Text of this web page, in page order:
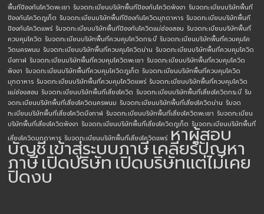
พื้นทีป้องกันโควิดพะเยา รับจดทะเบียนบริษัทพื้นทีป้องกันโควิดพังงา รับจดทะเบียนบริษัทพื้นที
ป้องกันโควิดภูเก็ต รับจดทะเบียนบริษัทพื้นทีป้องกันโควิดมุกดาหาร รับจดทะเบียนบริษัทพื้นที
ป้องกันโควิดแพร่ รับจดทะเบียนบริษัทพื้นทีป้องกันโควิดแม่ฮ่องสอน รับจดทะเบียนบริษัทพื้นที่
ควบคุมโควิด รับจดทะเบียนบริษัทพื้นที่ควบคุมโควิดกระบี่ รับจดทะเบียนบริษัทพื้นที่ควบคุมโค
วิดนครพนม รับจดทะเบียนบริษัทพื้นที่ควบคุมโควิดน่าน รับจดทะเบียนบริษัทพื้นที่ควบคุมโควิด
บึงกาฬ รับจดทะเบียนบริษัทพื้นที่ควบคุมโควิดพะเยา รับจดทะเบียนบริษัทพื้นที่ควบคุมโควิด
พังงา รับจดทะเบียนบริษัทพื้นที่ควบคุมโควิดภูเก็ต รับจดทะเบียนบริษัทพื้นที่ควบคุมโควิด
มุกดาหาร รับจดทะเบียนบริษัทพื้นที่ควบคุมโควิดแพร่ รับจดทะเบียนบริษัทพื้นที่ควบคุมโควิด
แม่ฮ่องสอน รับจดทะเบียนบริษัทพื้นที่เสี่ยงโควิด รับจดทะเบียนบริษัทพื้นที่เสี่ยงโควิดกระบี่ รับ
จดทะเบียนบริษัทพื้นที่เสี่ยงโควิดนครพนม รับจดทะเบียนบริษัทพื้นที่เสี่ยงโควิดน่าน รับจด
ทะเบียนบริษัทพื้นที่เสี่ยงโควิดบึงกาฬ รับจดทะเบียนบริษัทพื้นที่เสี่ยงโควิดพะเยา รับจดทะเบียน
บริษัทพื้นที่เสี่ยงโควิดพังงา รับจดทะเบียนบริษัทพื้นที่เสี่ยงโควิดภูเก็ต รับจดทะเบียนบริษัทพื้นที่
เสี่ยงโควิดมุกดาหาร รับจดทะเบียนบริษัทพื้นที่เสี่ยงโควิดแพร่ หาผู้สอบ
บัญชีเข้าสู่ระบบภาษีเคลียร์ปัญหา
ภาษีเปิดบริษัทเปิดบริษัทแต่ไม่เคย
ปิดงบ